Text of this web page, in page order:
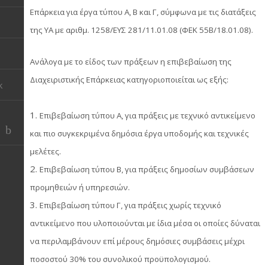
Επάρκεια για έργα τύπου Α, Β και Γ, σύμφωνα με τις διατάξεις
της ΥΑ με αριθμ. 1258/ΕΥΣ 281/11.01.08 (ΦΕΚ 55Β/18.01.08).
Ανάλογα με το είδος των πράξεων η επιβεβαίωση της
Διαχειριστικής Επάρκειας κατηγοριοποιείται ως εξής:
Επιβεβαίωση τύπου Α, για πράξεις με τεχνικό αντικείμενο
και πιο συγκεκριμένα δημόσια έργα υποδομής και τεχνικές
μελέτες.
Επιβεβαίωση τύπου Β, για πράξεις δημοσίων συμβάσεων
προμηθειών ή υπηρεσιών.
Επιβεβαίωση τύπου Γ, για πράξεις χωρίς τεχνικό
αντικείμενο που υλοποιούνται με ίδια μέσα οι οποίες δύναται
να περιλαμβάνουν επί μέρους δημόσιες συμβάσεις μέχρι
ποσοστού 30% του συνολικού προϋπολογισμού.